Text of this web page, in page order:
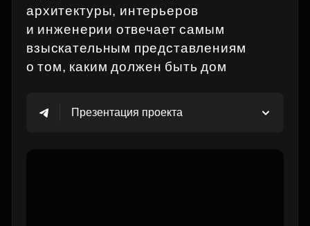
архитектуры, интерьеров
и инженерии отвечает самым
взыскательным представлениям
о том, каким должен быть дом
Презентация проекта